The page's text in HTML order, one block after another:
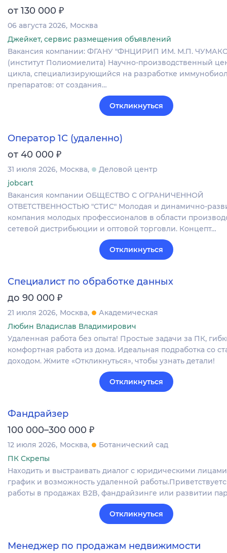
от 130 000 ₽
06 августа 2026 Москва
Джейкет, сервис размещения объявлений
Вакансия компании: ФГАНУ "ФНЦИРИП ИМ. М.П.
(институт Полиомиелита) Научно-производственный
цикла, специализирующийся на разработке
препаратов: от создания…
Откликнуться
Оператор 1С (удаленно)
от 40 000 ₽
31 июля 2026 Москва
Деловой центр
jobcart
Вакансия компании ОБЩЕСТВО С ОГРАНИЧЕННОЙ
ОТВЕТСТВЕННОСТЬЮ "СТИС" Молодая и динамично-
компания молодых профессионалов в области
сетевой дистрибьюции и оптовой торговли. Концепт…
Откликнуться
Специалист по обработке данных
до 90 000 ₽
21 июля 2026 Москва
Академическая
Любин Владислав Владимирович
Удаленная работа без опыта! Простые задачи за ПК,
комфортная работа из дома. Идеальная подработка со
доходом. Жмите «Откликнуться», чтобы узнать детали!
Откликнуться
Фандрайзер
100 000–300 000 ₽
12 июля 2026 Москва
Ботанический сад
ПК Скрепы
Находить и выстраивать диалог с юридическими
график и возможность удаленной
работы в продажах B2B, фандрайзинге или развитии
Откликнуться
Менеджер по продажам недвижимости